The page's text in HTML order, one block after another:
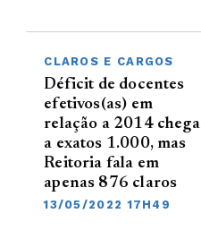
CLAROS E CARGOS
Déficit de docentes
efetivos(as) em
relação a 2014 chega
a exatos 1.000, mas
Reitoria fala em
apenas 876 claros
13/05/2022 17H49